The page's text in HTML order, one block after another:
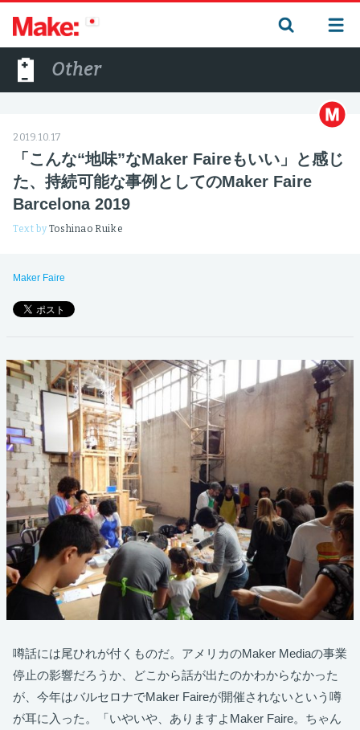
Other
2019.10.17
「こんな“地味”なMaker Faireもいい」と感じ
た、持続可能な事例としてのMaker Faire
Barcelona 2019
Text byToshinao Ruike
Maker Faire
噂話には尾ひれが付くものだ。アメリカのMaker Mediaの事業
停止の影響だろうか、どこから話が出たのかわからなかった
が、今年はバルセロナでMaker Faireが開催されないという噂
が耳に入った。「いやいや、ありますよMaker Faire。ちゃん